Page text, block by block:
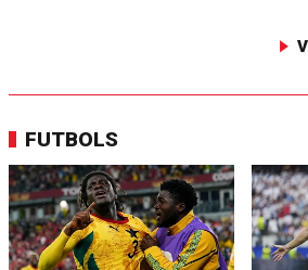
FUTBOLS